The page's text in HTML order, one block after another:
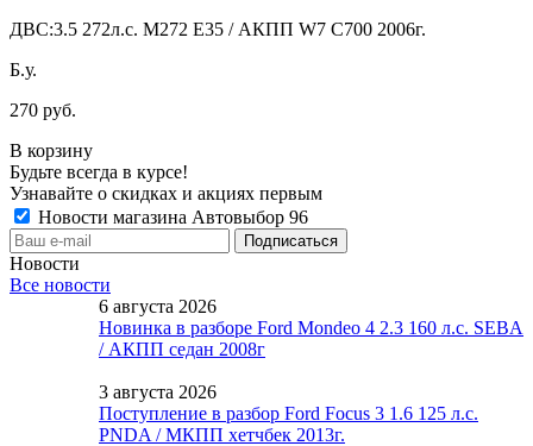
ДВС:3.5 272л.с. M272 E35 / АКПП W7 C700 2006г.
Б.у.
270 руб.
В корзину
Будьте всегда в курсе!
Узнавайте о скидках и акциях первым
Новости магазина Автовыбор 96
Новости
Все новости
6 августа 2026
Новинка в разборе Ford Mondeo 4 2.3 160 л.с. SEBA
/ АКПП седан 2008г
3 августа 2026
Поступление в разбор Ford Focus 3 1.6 125 л.с.
PNDA / МКПП хетчбек 2013г.